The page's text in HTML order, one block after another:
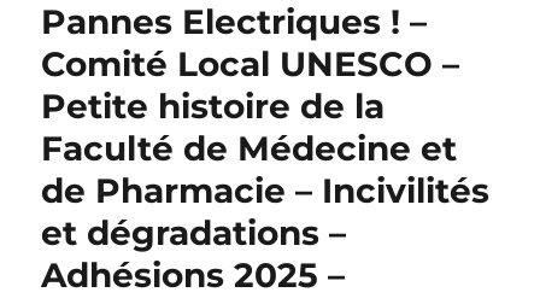
Pannes Electriques ! –
Comité Local UNESCO –
Petite histoire de la
Faculté de Médecine et
de Pharmacie – Incivilités
et dégradations –
Adhésions 2025 –